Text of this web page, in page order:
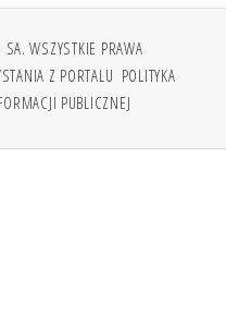
WSZYSTKIE PRAWA
Z PORTALU POLITYKA
PUBLICZNEJ